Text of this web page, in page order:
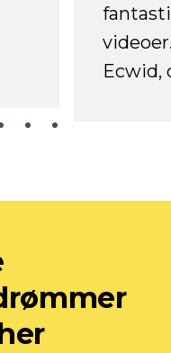
Ecwid,